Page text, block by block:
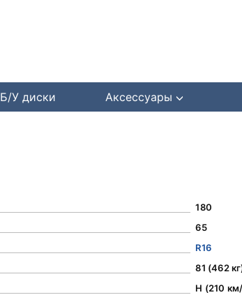
Б/У диски Аксессуары
180
65
R16
81 (462
H (210